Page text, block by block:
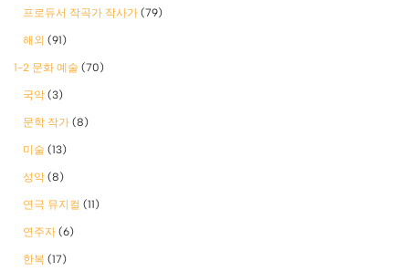
프로듀서 작곡가 작사가 (79)
해외 (91)
1-2 문화 예술 (70)
국악 (3)
문학 작가 (8)
미술 (13)
성악 (8)
연극 뮤지컬 (11)
연주자 (6)
한복 (17)